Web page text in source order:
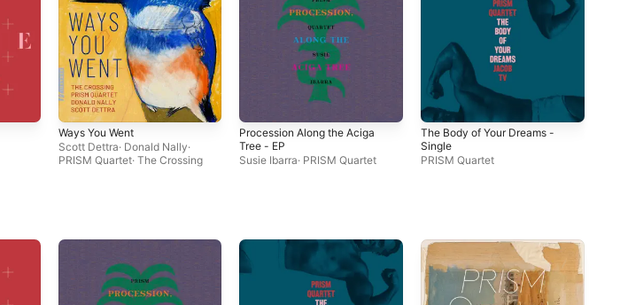
Ways You Went
Scott Dettra· Donald Nally·
PRISM Quartet· The Crossing
Procession Along the Aciga
Tree - EP
Susie Ibarra· PRISM Quartet
The Body of Your Dreams -
Single
PRISM Quartet